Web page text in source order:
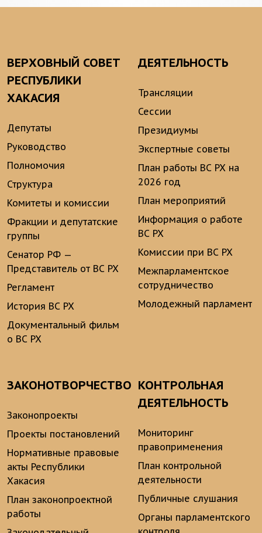
ВЕРХОВНЫЙ СОВЕТ
РЕСПУБЛИКИ
ХАКАСИЯ
Депутаты
Руководство
Полномочия
Структура
Комитеты и комиссии
Фракции и депутатские
группы
Сенатор РФ —
Представитель от ВС РХ
Регламент
История ВС РХ
Документальный фильм
о ВС РХ
ДЕЯТЕЛЬНОСТЬ
Трансляции
Сессии
Президиумы
Экспертные советы
План работы ВС РХ на
2026 год
План мероприятий
Информация о работе
ВС РХ
Комиссии при ВС РХ
Межпарламентское
сотрудничество
Молодежный парламент
ЗАКОНОТВОРЧЕСТВО
Законопроекты
Проекты постановлений
Нормативные правовые
акты Республики
Хакасия
План законопроектной
работы
КОНТРОЛЬНАЯ
ДЕЯТЕЛЬНОСТЬ
Мониторинг
правоприменения
План контрольной
деятельности
Публичные слушания
Органы парламентского